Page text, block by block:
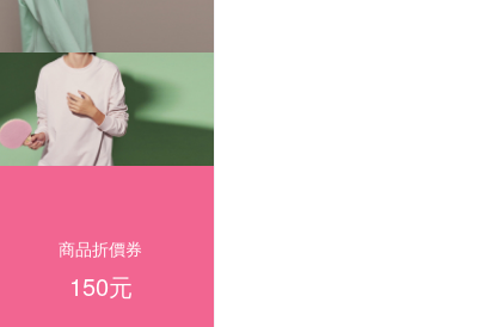
商品折價券
150元